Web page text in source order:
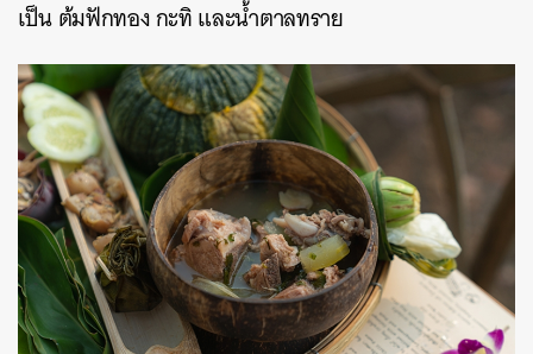
เป็น ต้มฟักทอง กะทิ และน้ำตาลทราย